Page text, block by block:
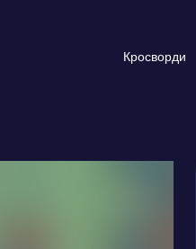
Кросворди